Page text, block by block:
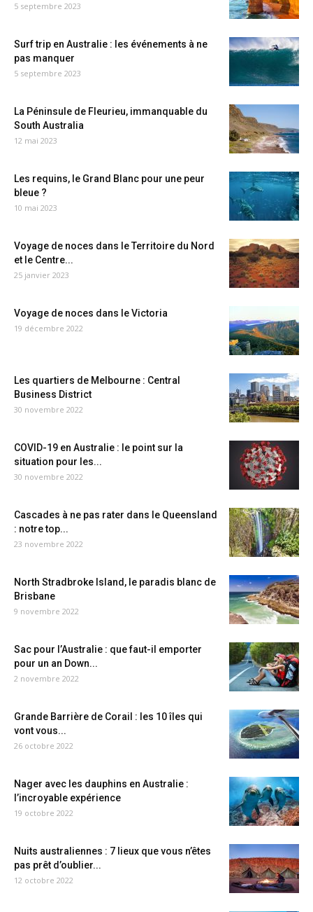
5 septembre 2023
Surf trip en Australie : les événements à ne
pas manquer
5 septembre 2023
La Péninsule de Fleurieu, immanquable du
South Australia
12 mai 2023
Les requins, le Grand Blanc pour une peur
bleue ?
10 mai 2023
Voyage de noces dans le Territoire du Nord
et le Centre...
25 janvier 2023
Voyage de noces dans le Victoria
19 décembre 2022
Les quartiers de Melbourne : Central
Business District
30 novembre 2022
COVID-19 en Australie : le point sur la
situation pour les...
30 novembre 2022
Cascades à ne pas rater dans le Queensland
: notre top...
23 novembre 2022
North Stradbroke Island, le paradis blanc de
Brisbane
9 novembre 2022
Sac pour l’Australie : que faut-il emporter
pour un an Down...
2 novembre 2022
Grande Barrière de Corail : les 10 îles qui
vont vous...
26 octobre 2022
Nager avec les dauphins en Australie :
l’incroyable expérience
19 octobre 2022
Nuits australiennes : 7 lieux que vous n’êtes
pas prêt d’oublier...
12 octobre 2022